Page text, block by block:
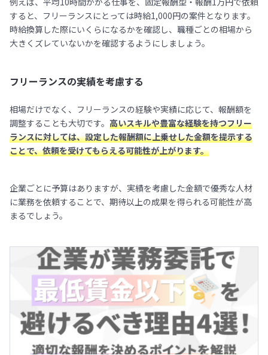
すると、フリーランスにとっては時給1,000円の案件となります。
時給換算した際にいくらになるかを確認し、職種ごとの相場から
大きくズレていないかを確認するようにしましょう。
フリーランスの実績を考慮する
相場だけでなく、フリーランスの経験や実績に応じて、報酬額を
調整することも大切です。 高いスキルや豊富な経験を持つフリー
ランスに対しては、設定した報酬額に上乗せした金額を提示する
ことで、依頼を受けてもらえる可能性が上がります。
企業ごとに予算はありますが、実績を考慮した金額で優秀な人材
に業務を依頼することで、期待以上の成果を得られる可能性が高
まるでしょう。